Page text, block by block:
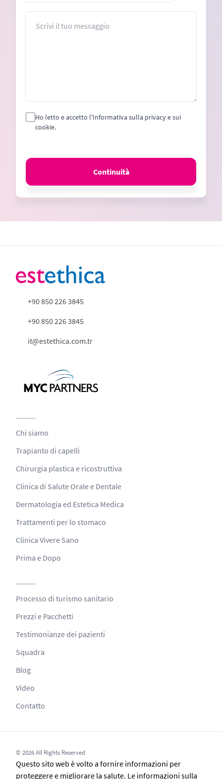
States
Ho letto e accetto l'Informativa sulla privacy e sui
cookie.
Continuità
+90 850 226 3845
+90 850 226 3845
it@estethica.com.tr
Chi siamo
Trapianto di capelli
Chirurgia plastica e ricostruttiva
Clinica di Salute Orale e Dentale
Dermatologia ed Estetica Medica
Trattamenti per lo stomaco
Clinica Vivere Sano
Prima e Dopo
Processo di turismo sanitario
Prezzi e Pacchetti
Testimonianze dei pazienti
Squadra
Blog
Video
Contatto
© 2026 All Rights Reserved
Questo sito web è volto a fornire informazioni per
proteggere e migliorare la salute. Le informazioni sulla